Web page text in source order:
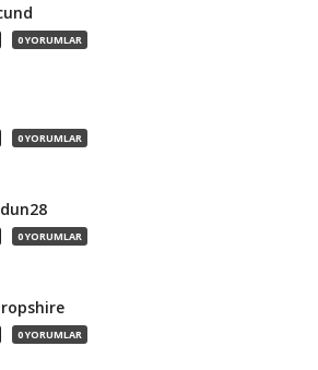
0 YORUMLAR
0 YORUMLAR
0 YORUMLAR
0 YORUMLAR